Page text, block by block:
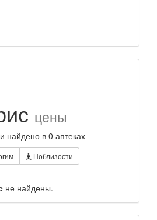
цены
найдено в 0 аптеках
Поблизости
не найдены.